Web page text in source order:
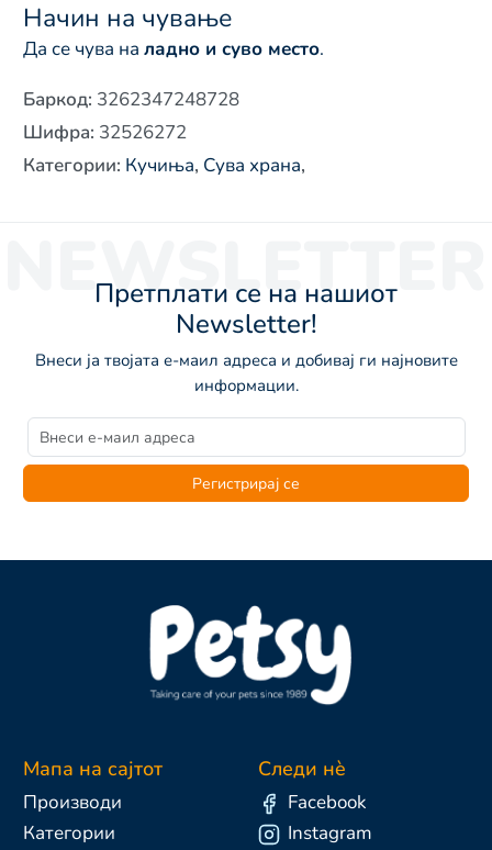
Начин на чување
Да се чува на ладно и суво место.
Баркод: 3262347248728
Шифра: 32526272
Категории: Кучиња, Сува храна,
NEWSLETTER
Претплати се на нашиот
Newsletter!
Внеси ја твојата е-маил адреса и добивај ги најновите
информации.
Регистрирај се
Мапа на сајтот
Производи
Категории
Следи нè
Facebook
Instagram